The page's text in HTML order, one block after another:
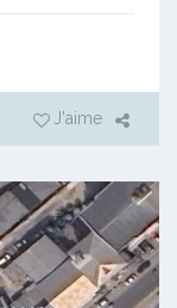
J'aime